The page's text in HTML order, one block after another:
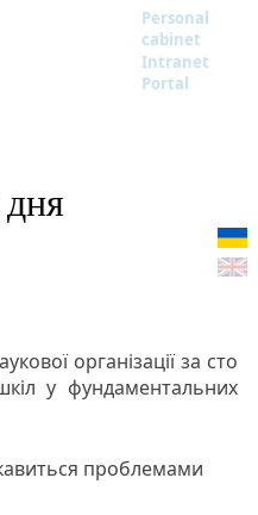
Personal
cabinet
Intranet
Portal
організації за сто
у фундаментальних
проблемами